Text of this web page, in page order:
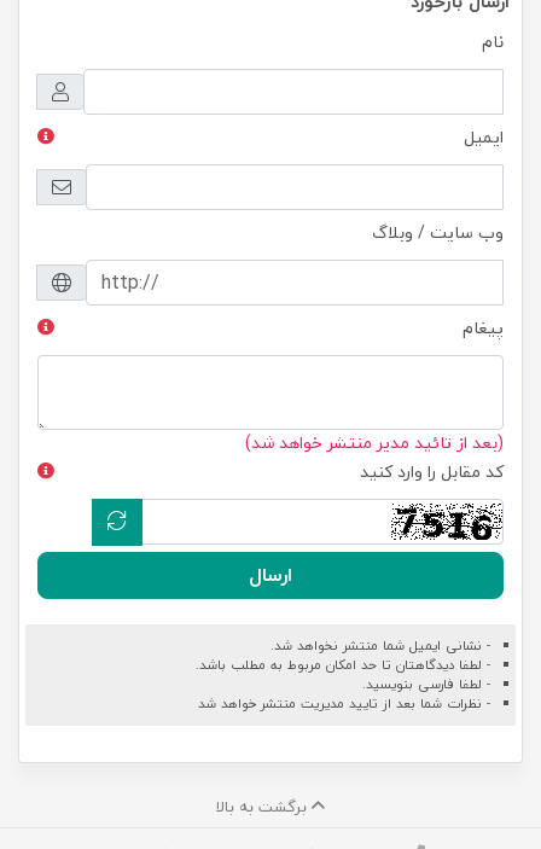
نام
ایمیل
وب سایت / وبلاگ
پیغام
(بعد از تائید مدیر منتشر خواهد شد)
کد مقابل را وارد کنید
ارسال
- نشانی ایمیل شما منتشر نخواهد شد.
- لطفا دیدگاهتان تا حد امکان مربوط به مطلب باشد.
- لطفا فارسی بنویسید.
- نظرات شما بعد از تایید مدیریت منتشر خواهد شد
برگشت به بالا